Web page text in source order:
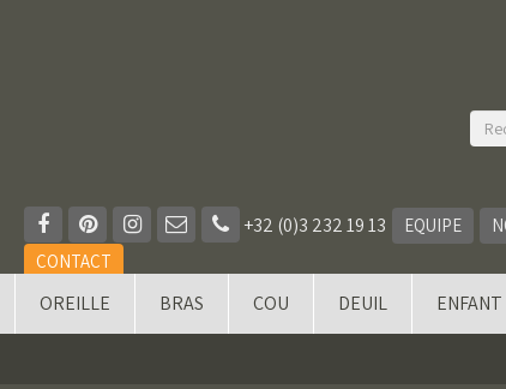
+32 (0)3 232 19 13 EQUIPE
CONTACT
OREILLE BRAS COU DEUIL ENFANT